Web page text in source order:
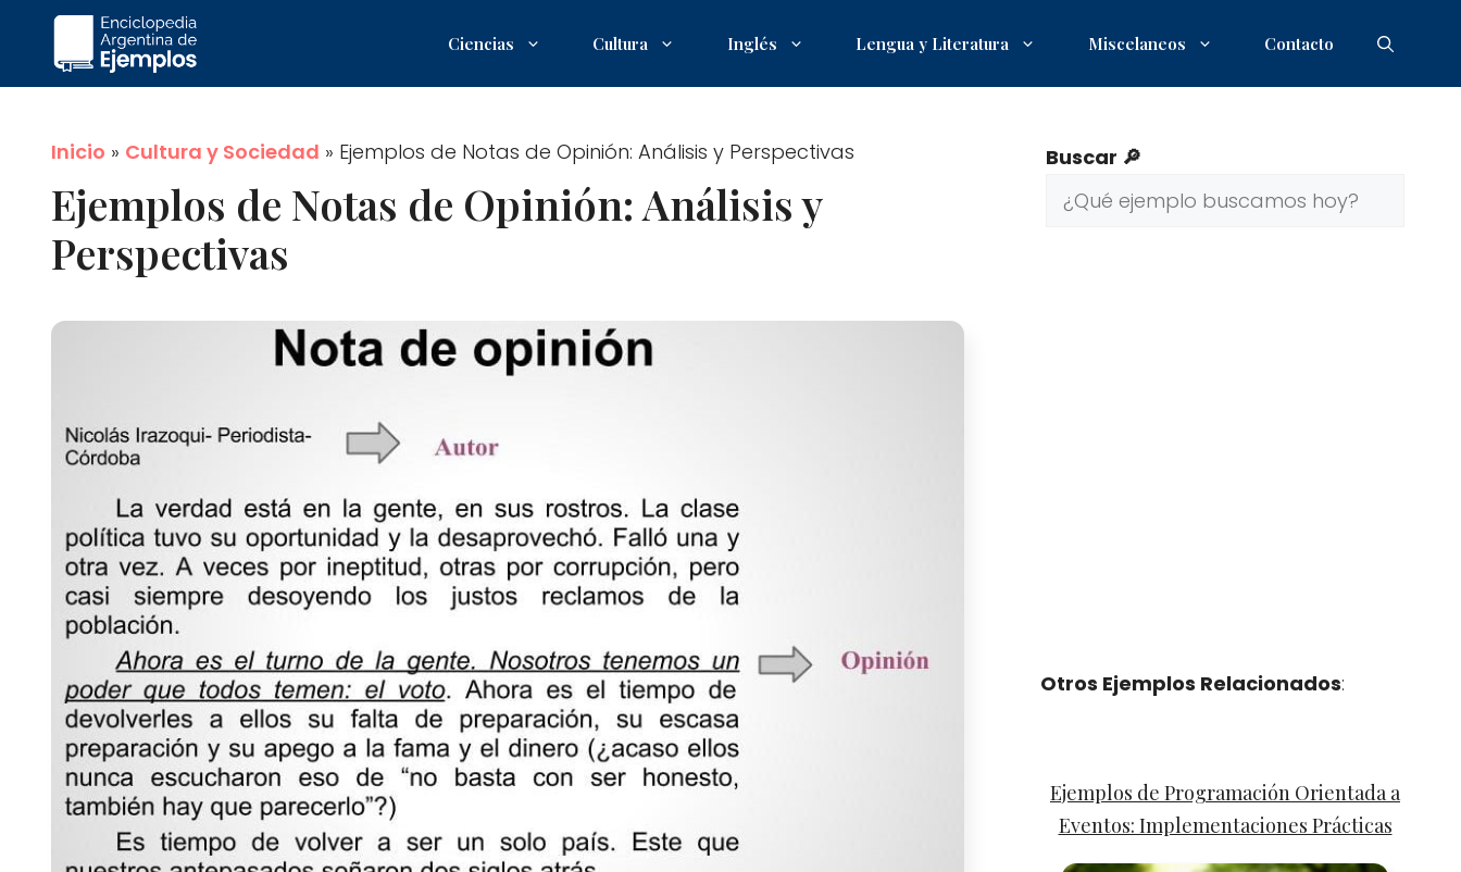
Saltar
contenido
Ciencias Cultura Inglés Lengua y Literatura Miscelaneos Contacto
Inicio » Cultura y Sociedad » Ejemplos de Notas de Opinión: Análisis y Perspectivas
Ejemplos de Notas de Opinión: Análisis y
Perspectivas
Buscar 🔎
Otros Ejemplos Relacionados:
Ejemplos de Programación Orientada a
Eventos: Implementaciones Prácticas